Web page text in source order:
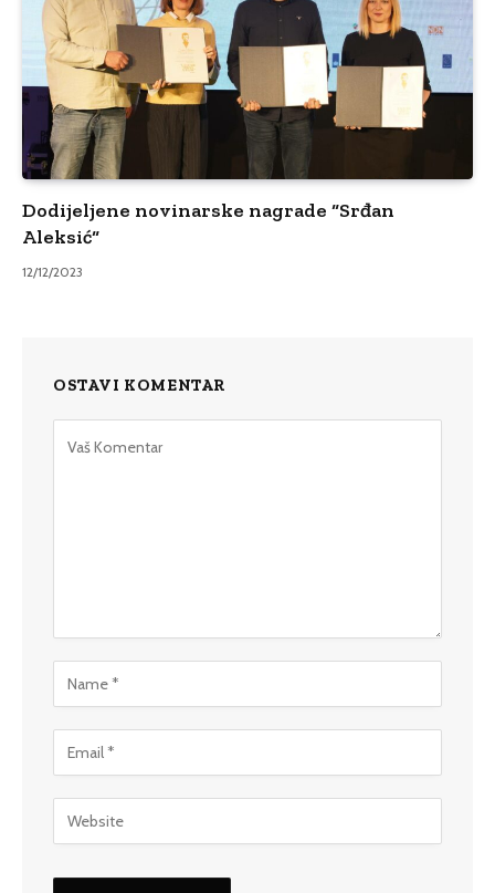
Dodijeljene novinarske nagrade “Srđan
Aleksić“
12/12/2023
OSTAVI KOMENTAR